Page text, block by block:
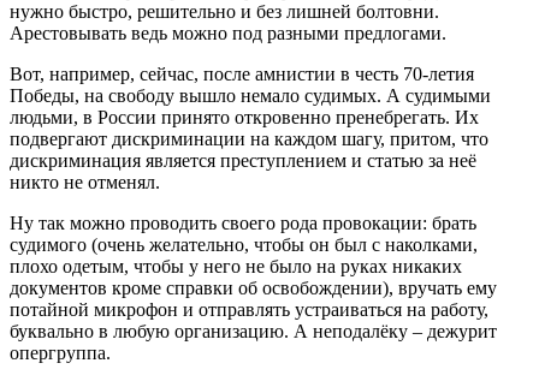
нужно быстро, решительно и без лишней болтовни.
Арестовывать ведь можно под разными предлогами.
Вот, например, сейчас, после амнистии в честь 70-летия
Победы, на свободу вышло немало судимых. А судимыми
людьми, в России принято откровенно пренебрегать. Их
подвергают дискриминации на каждом шагу, притом, что
дискриминация является преступлением и статью за неё
никто не отменял.
Ну так можно проводить своего рода провокации: брать
судимого (очень желательно, чтобы он был с наколками,
плохо одетым, чтобы у него не было на руках никаких
документов кроме справки об освобождении), вручать ему
потайной микрофон и отправлять устраиваться на работу,
буквально в любую организацию. А неподалёку – дежурит
опергруппа.